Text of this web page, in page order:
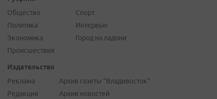
Общество
Политика
Экономика
Происшествия
Спорт
Интервью
Город на ладони
Издательство
Реклама
Редакция
Архив газеты "Владивосток"
Архив новостей